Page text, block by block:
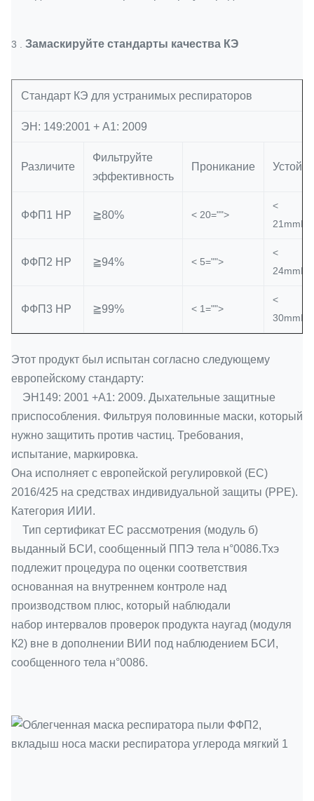
3 . Замаскируйте стандарты качества КЭ
Стандарт КЭ для устранимых респираторов
ЭН: 149:2001 + А1: 2009
Различите
Фильтруйте
эффективность
Проникание
ФФП1 НР ≧80% < 20="">
<
ФФП2 НР ≧94% < 5="">
<
ФФП3 НР ≧99% < 1="">
<
Этот продукт был испытан согласно следующему
европейскому стандарту:
ЭН149: 2001 +А1: 2009. Дыхательные защитные
приспособления. Фильтруя половинные маски, который
нужно защитить против частиц. Требования,
испытание, маркировка.
Она исполняет с европейской регулировкой (ЕС)
2016/425 на средствах индивидуальной защиты (PPE).
Категория ИИИ.
Тип сертификат ЕС рассмотрения (модуль б)
выданный БСИ, сообщенный ППЭ тела н°0086.Тхэ
подлежит процедура по оценки соответствия
основанная на внутреннем контроле над
производством плюс, который наблюдали
набор интервалов проверок продукта наугад (модуля
К2) вне в дополнении ВИИ под наблюдением БСИ,
сообщенного тела н°0086.